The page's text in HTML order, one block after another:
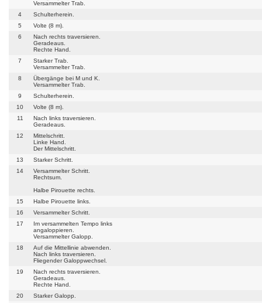
Versammelter Trab.
4
Schulterherein.
5
Volte (8 m).
6
Nach rechts traversieren.
Geradeaus.
Rechte Hand.
7
Starker Trab.
Versammelter Trab.
8
Übergänge bei M und K.
Versammelter Trab.
9
Schulterherein.
10
Volte (8 m).
11
Nach links traversieren.
Geradeaus.
12
Mittelschritt.
Linke Hand.
Der Mittelschritt.
13
Starker Schritt.
14
Versammelter Schritt.
Rechtsum.
Halbe Pirouette rechts.
15
Halbe Pirouette links.
16
Versammelter Schritt.
17
Im versammelten Tempo links
angaloppieren.
Versammelter Galopp.
18
Auf die Mittellinie abwenden.
Nach links traversieren.
Fliegender Galoppwechsel.
19
Nach rechts traversieren.
Geradeaus.
Rechte Hand.
20
Starker Galopp.